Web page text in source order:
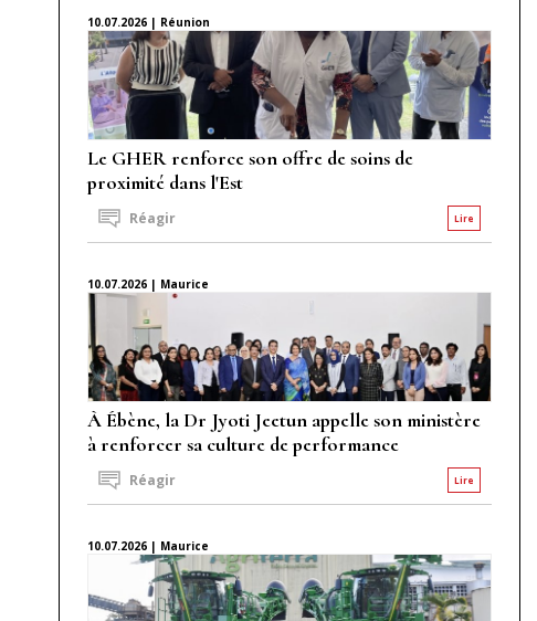
10.07.2026 | Réunion
Le GHER renforce son offre de soins de
proximité dans l'Est
Lire
Réagir
10.07.2026 | Maurice
À Ébène, la Dr Jyoti Jeetun appelle son ministère
à renforcer sa culture de performance
Lire
Réagir
10.07.2026 | Maurice